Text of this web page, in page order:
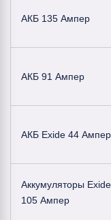
АКБ 135 Ампер
АКБ 91 Ампер
АКБ Exide 44 Ампер
Аккумуляторы Exide
105 Ампер